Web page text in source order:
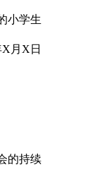
学生
X日
的持续